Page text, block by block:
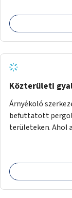
Közterületi
Árnyékoló
befuttatott
területeken. Ahol